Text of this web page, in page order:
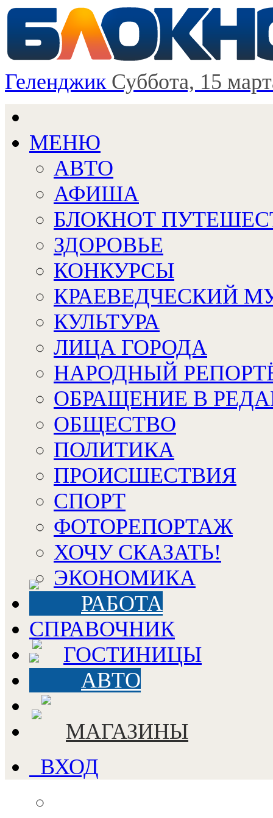
Геленджик Суббота, 15
МЕНЮ
АВТО
АФИША
БЛОКНОТ
ЗДОРОВЬЕ
КОНКУРСЫ
КРАЕВЕДЧЕСКИЙ
КУЛЬТУРА
ЛИЦА ГОРОДА
НАРОДНЫЙ
ОБРАЩЕНИЕ В
ОБЩЕСТВО
ПОЛИТИКА
ПРОИСШЕСТВИЯ
СПОРТ
ФОТОРЕПОРТАЖ
ХОЧУ СКАЗАТЬ!
ЭКОНОМИКА
РАБОТА
СПРАВОЧНИК
ГОСТИНИЦЫ
АВТО
МАГАЗИНЫ
ВХОД